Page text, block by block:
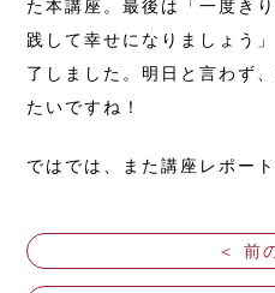
た本講座。最後は「一度き
践して幸せになりましょう
了しました。明日と言わず
たいですね！
ではでは、また講座レポー
＜ 前